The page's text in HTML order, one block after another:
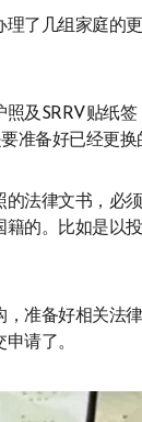
理了几组家庭的
及SRRV贴纸
准备好已经更换
的法律文书，必
的。比如是以
，准备好相关法
请了。